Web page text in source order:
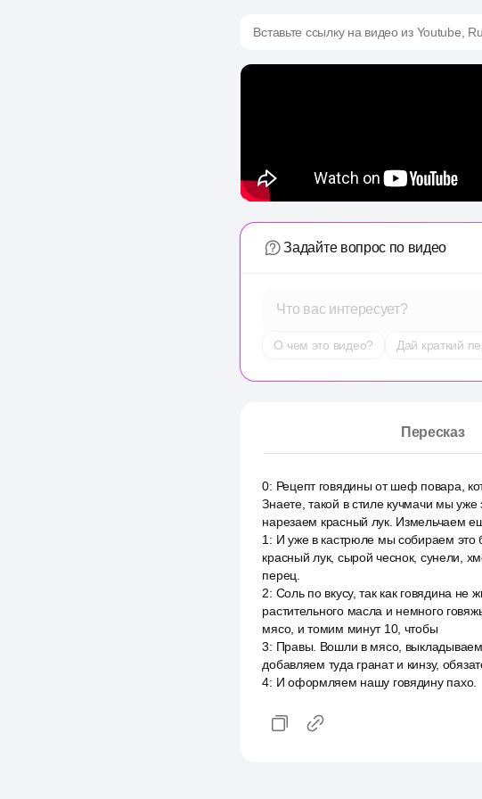
Вставьте ссылку на видео из Youtube,
Задайте вопрос по видео
Что вас интересует?
О чем это видео? Дай краткий
Пересказ
0: Рецепт говядины от шеф повара,
Знаете, такой в стиле кучмачи мы
нарезаем красный лук. Измельчаем
1 : И уже в кастрюле мы собираем это
красный лук, сырой чеснок, сунели,
перец.
2: Соль по вкусу, так как говядина
растительного масла и немного
мясо, и томим минут 10, чтобы
3: Правы. Вошли в мясо,
добавляем туда гранат и кинзу,
4: И оформляем нашу говядину пахо.